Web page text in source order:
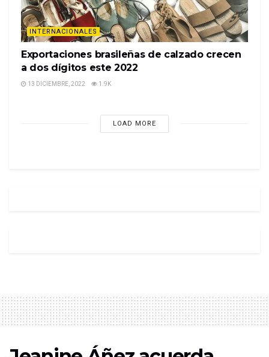
INTERNACIONALES
Exportaciones brasileñas de calzado crecen
a dos dígitos este 2022
13 DICIEMBRE, 2022 1.9K
LOAD MORE